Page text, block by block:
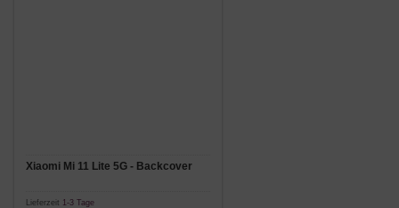
Xiaomi Mi 11 Lite 5G - Backcover
Lieferzeit 1-3 Tage